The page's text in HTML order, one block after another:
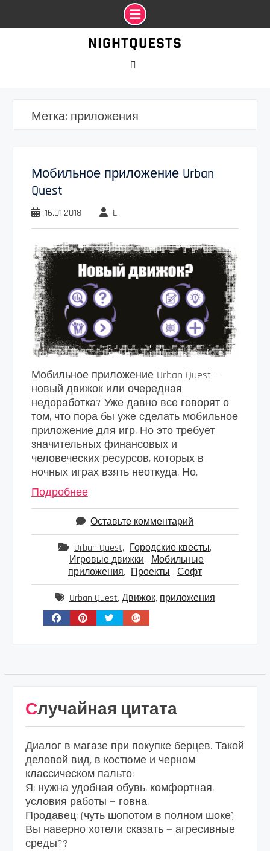
NIGHTQUESTS
Метка: приложения
Мобильное приложение Urban
Quest
16.01.2018 L
Мобильное приложение Urban Quest —
новый движок или очередная
недоработка? Уже давно все говорят о
том, что пора бы уже сделать мобильное
приложение для игр. Но это требует
значительных финансовых и
человеческих ресурсов, которых в
ночных играх взять неоткуда. Но,
Подробнее
Оставьте комментарий
Urban Quest, Городские квесты,
Игровые движки, Мобильные
приложения, Проекты, Софт
Urban Quest, Движок, приложения
Случайная цитата
Диалог в магазе при покупке берцев. Такой
деловой вид, в костюме и черном
классическом пальто:
Я: нужна удобная обувь, комфортная,
условия работы — говна.
Продавец: (чуть шопотом в полном шоке)
Вы наверно хотели сказать — агресивные
среды??